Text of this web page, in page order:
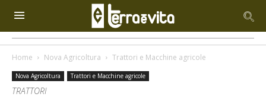
Home Nova Agricoltura Trattori e Macchine agricole
Nova Agricoltura Trattori e Macchine agricole
TRATTORI